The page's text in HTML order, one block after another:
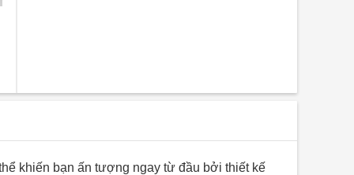
khiến bạn ấn tượng ngay từ đầu bởi thiết kế